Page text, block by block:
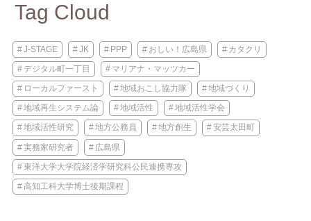
Tag Cloud
J-STAGE JK PPP おしい！広島県 カタクリ
デジタル町一丁目 マリアナ・マッツカー
ローカルファースト 地域おこし協力隊 地域づくり
地域再生システム論 地域活性 地域活性学会
地域活性研究 地方公務員 地方創生 安芸太田町
実務家研究者 広島県
東洋大学大学院経済学研究科公民連携専攻
高知工科大学博士後期課程